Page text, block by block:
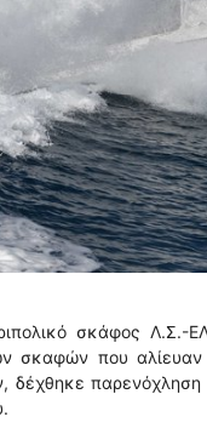
σκάφος Λ.Σ.-
σκαφών που
παρενόχληση